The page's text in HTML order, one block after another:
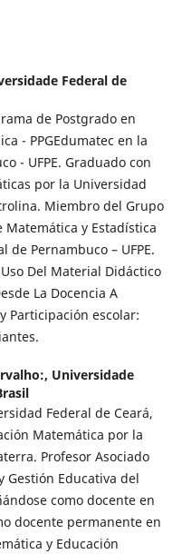
Federal de
de Postgrado en
- PPGEdumatec en la
- UFPE. Graduado con
por la Universidad
Miembro del Grupo
y Estadística
de Pernambuco – UFPE.
Del Material Didáctico
La Docencia A
Participación escolar:
Universidade
Federal de Ceará,
Matemática por la
Profesor Asociado
Gestión Educativa del
como docente en
docente permanente en
y Educación